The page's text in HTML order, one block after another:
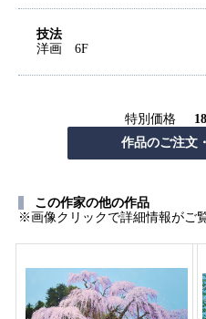
技法
洋画 6F
特別価格
この作家の他の作品
※画像クリックで詳細情報がご